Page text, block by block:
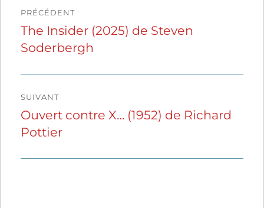
de
l’article
PRÉCÉDENT
Publication
précédente :
The Insider (2025) de Steven
Soderbergh
SUIVANT
Publication
suivante :
Ouvert contre X… (1952) de Richard
Pottier